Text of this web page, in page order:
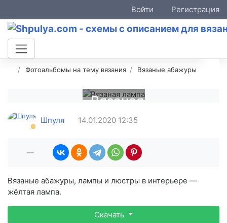
Войти Регистрация
Фотоальбомы на тему вязания Вязаные абажуры
Вязаная
лампа
Шпуля 14.01.2020 12:35
—
Вязаные абажуры, лампы и люстры в интерьере —
жёлтая лампа.
Скачать